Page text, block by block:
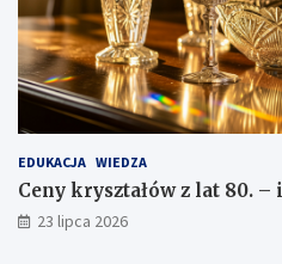
EDUKACJA WIEDZA
Ceny kryształów z lat 80. –
23 lipca 2026